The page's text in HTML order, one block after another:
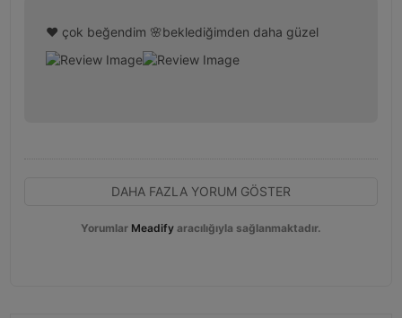
❤️ çok beğendim 🌸beklediğimden daha güzel
DAHA FAZLA YORUM GÖSTER
Yorumlar Meadify aracılığıyla sağlanmaktadır.